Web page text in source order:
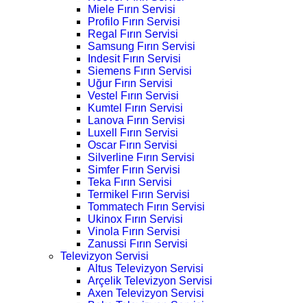
Miele Fırın Servisi
Profilo Fırın Servisi
Regal Fırın Servisi
Samsung Fırın Servisi
Indesit Fırın Servisi
Siemens Fırın Servisi
Uğur Fırın Servisi
Vestel Fırın Servisi
Kumtel Fırın Servisi
Lanova Fırın Servisi
Luxell Fırın Servisi
Oscar Fırın Servisi
Silverline Fırın Servisi
Simfer Fırın Servisi
Teka Fırın Servisi
Termikel Fırın Servisi
Tommatech Fırın Servisi
Ukinox Fırın Servisi
Vinola Fırın Servisi
Zanussi Fırın Servisi
Televizyon Servisi
Altus Televizyon Servisi
Arçelik Televizyon Servisi
Axen Televizyon Servisi